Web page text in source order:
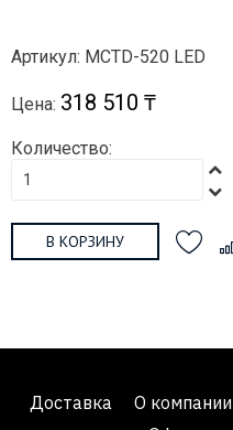
Артикул: MCTD-520 LED
Цена: 318 510 ₸
Количество:
В КОРЗИНУ
Доставка О компании